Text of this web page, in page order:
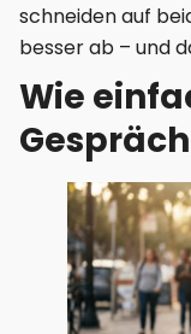
schneiden auf
besser ab – und
Wie